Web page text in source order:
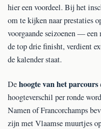
hier een voordeel. Bij het
om te kijken naar prestaties
voorgaande seizoenen —
de top drie finisht, verdient
de kalender staat.
Dehoogte van het parcours
hoogteverschil per ronde
Namen of Francorchamps
zijn met Vlaamse muurtjes